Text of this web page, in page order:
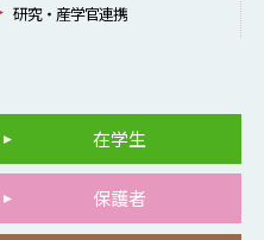
研究・産学官連携
在学生
保護者